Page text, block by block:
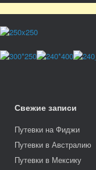
Свежие записи
Путевки на Фиджи
Путевки в Австралию
Путевки в Мексику